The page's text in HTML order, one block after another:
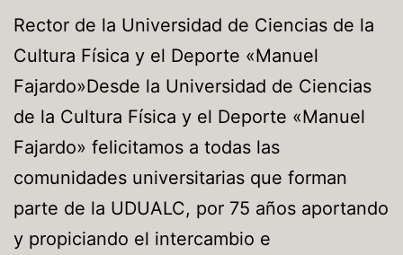
Rector de la Universidad de Ciencias de la
Cultura Física y el Deporte «Manuel
Fajardo»Desde la Universidad de Ciencias
de la Cultura Física y el Deporte «Manuel
Fajardo» felicitamos a todas las
comunidades universitarias que forman
parte de la UDUALC, por 75 años aportando
y propiciando el intercambio e